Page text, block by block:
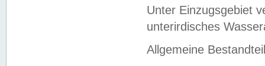
Unter Einzugsgebiet
unterirdisches
Allgemeine